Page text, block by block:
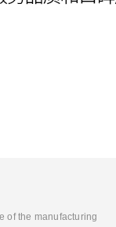
of the manufacturing